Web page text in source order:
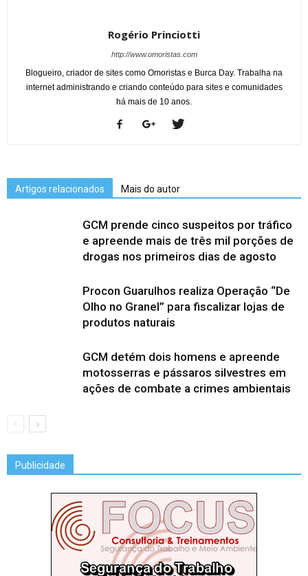
Rogério Princiotti
http://www.omoristas.com
Blogueiro, criador de sites como Omoristas e Burca Day. Trabalha na
internet administrando e criando conteúdo para sites e comunidades
há mais de 10 anos.
Artigos relacionados Mais do autor
GCM prende cinco suspeitos por tráfico
e apreende mais de três mil porções de
drogas nos primeiros dias de agosto
Procon Guarulhos realiza Operação “De
Olho no Granel” para fiscalizar lojas de
produtos naturais
GCM detém dois homens e apreende
motosserras e pássaros silvestres em
ações de combate a crimes ambientais
Publicidade